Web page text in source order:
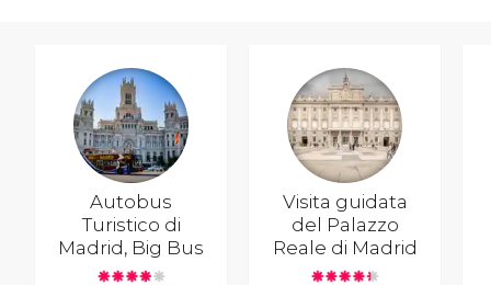
Autobus
Turistico di
Madrid, Big Bus
Visita guidata
del Palazzo
Reale di Madrid